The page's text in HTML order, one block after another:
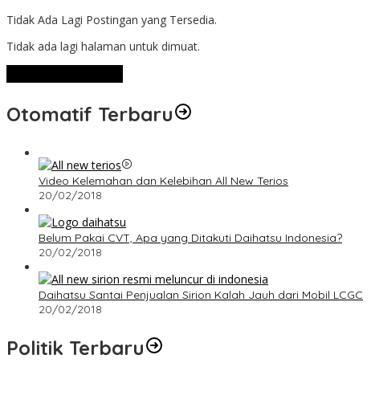
Tidak Ada Lagi Postingan yang Tersedia.
Tidak ada lagi halaman untuk dimuat.
Otomatif Terbaru
Video Kelemahan dan Kelebihan All New Terios
20/02/2018
Belum Pakai CVT, Apa yang Ditakuti Daihatsu Indonesia?
20/02/2018
Daihatsu Santai Penjualan Sirion Kalah Jauh dari Mobil LCGC
20/02/2018
Politik Terbaru